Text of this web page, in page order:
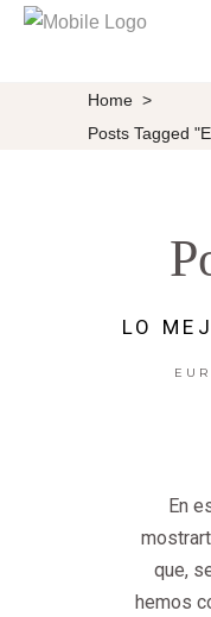
Home >
Posts Tagged
LO
En
que,
hemos